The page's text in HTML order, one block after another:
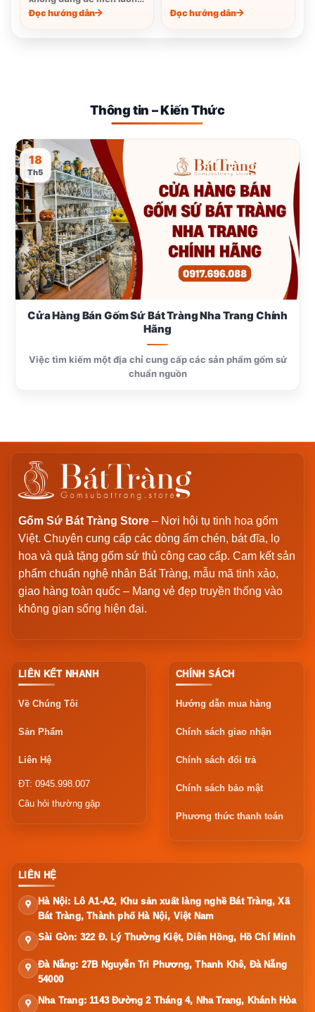
sáng.
Đọc hướng dẫn
Đọc hướng dẫn
Thông tin – Kiến Thức
Cửa Hàng Bán Gốm Sứ Bát Tràng Nha Trang Chính
Hãng
Việc tìm kiếm một địa chỉ cung cấp các sản phẩm gốm sứ
chuẩn nguồn
18
Th5
Gốm Sứ Bát Tràng Store – Nơi hội tụ tinh hoa gốm
Việt. Chuyên cung cấp các dòng ấm chén, bát đĩa, lọ
hoa và quà tặng gốm sứ thủ công cao cấp. Cam kết sản
phẩm chuẩn nghệ nhân Bát Tràng, mẫu mã tinh xảo,
giao hàng toàn quốc – Mang vẻ đẹp truyền thống vào
không gian sống hiện đại.
LIÊN KẾT NHANH
Về Chúng Tôi
Sản Phẩm
Liên Hệ
ĐT: 0945.998.007
Câu hỏi thường gặp
CHÍNH SÁCH
Hướng dẫn mua hàng
Chính sách giao nhận
Chính sách đổi trả
Chính sách bảo mật
Phương thức thanh toán
LIÊN HỆ
Hà Nội: Lô A1-A2, Khu sản xuất làng nghề Bát Tràng, Xã
Bát Tràng, Thành phố Hà Nội, Việt Nam
Sài Gòn: 322 Đ. Lý Thường Kiệt, Diên Hồng, Hồ Chí Minh
Đà Nẵng: 27B Nguyễn Tri Phương, Thanh Khê, Đà Nẵng
54000
Nha Trang: 1143 Đường 2 Tháng 4, Nha Trang, Khánh Hòa